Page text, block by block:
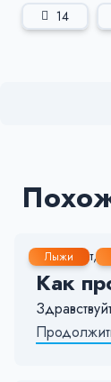
14
Лыжи
28 Окт,
Как